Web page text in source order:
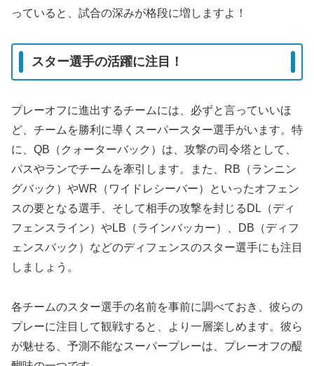
っていると、試合の深みが格段に増しますよ！
スター選手の活躍に注目！
プレーオフに進出するチームには、必ずと言っていいほ
ど、チームを勝利に導くスーパースター選手がいます。特
に、QB（クォーターバック）は、攻撃の司令塔として、
パスやランでチームを牽引します。また、RB（ランニン
グバック）やWR（ワイドレシーバー）といったオフェン
スの要となる選手、そして相手の攻撃を封じるDL（ディ
フェンスライン）やLB（ラインバッカー）、DB（ディフ
ェンスバック）などのディフェンスのスター選手にも注目
しましょう。
各チームのスター選手の名前を事前に調べておき、彼らの
プレーに注目して観戦すると、より一層楽しめます。彼ら
が魅せる、予測不能なスーパープレーは、プレーオフの醍